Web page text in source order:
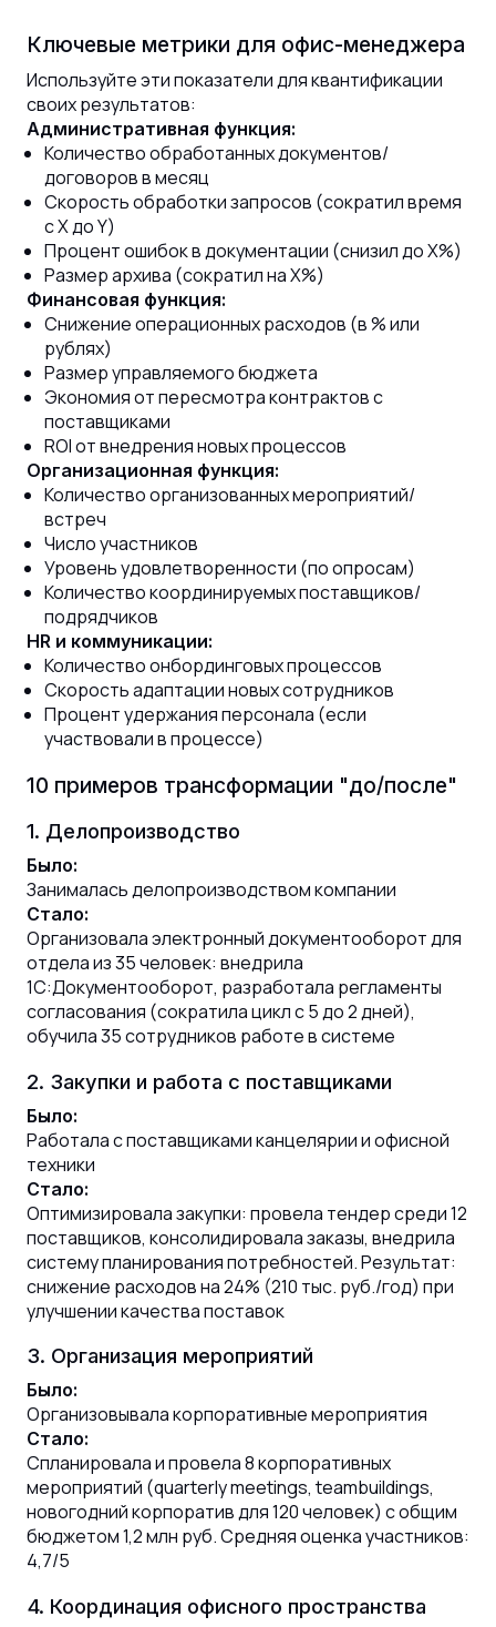
Ключевые метрики для офис-менеджера
Используйте эти показатели для квантификации
своих результатов:
Административная функция:
Количество обработанных документов/
договоров в месяц
Скорость обработки запросов (сократил время
с X до Y)
Процент ошибок в документации (снизил до X%)
Размер архива (сократил на X%)
Финансовая функция:
Снижение операционных расходов (в % или
рублях)
Размер управляемого бюджета
Экономия от пересмотра контрактов с
поставщиками
ROI от внедрения новых процессов
Организационная функция:
Количество организованных мероприятий/
встреч
Число участников
Уровень удовлетворенности (по опросам)
Количество координируемых поставщиков/
подрядчиков
HR и коммуникации:
Количество онбординговых процессов
Скорость адаптации новых сотрудников
Процент удержания персонала (если
участвовали в процессе)
10 примеров трансформации "до/после"
1. Делопроизводство
Было:
Занималась делопроизводством компании
Стало:
Организовала электронный документооборот для
отдела из 35 человек: внедрила
1С:Документооборот, разработала регламенты
согласования (сократила цикл с 5 до 2 дней),
обучила 35 сотрудников работе в системе
2. Закупки и работа с поставщиками
Было:
Работала с поставщиками канцелярии и офисной
техники
Стало:
Оптимизировала закупки: провела тендер среди 12
поставщиков, консолидировала заказы, внедрила
систему планирования потребностей. Результат:
снижение расходов на 24% (210 тыс. руб./год) при
улучшении качества поставок
3. Организация мероприятий
Было:
Организовывала корпоративные мероприятия
Стало:
Спланировала и провела 8 корпоративных
мероприятий (quarterly meetings, teambuildings,
новогодний корпоратив для 120 человек) с общим
бюджетом 1,2 млн руб. Средняя оценка участников:
4,7/5
4. Координация офисного пространства